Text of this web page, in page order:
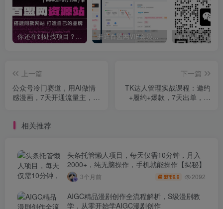
你还在到处找项目？还在当韭菜？我靠卖项目一个月收入5万+，曾经我也是个失败者。 开通百盟网VIP会员，尊享全站资源免费下载，享70%的推广提成！！【限时五折优惠】
上一篇
公众号冷门赛道，用AI做情
感漫画，7天开通流量主，操
下一篇
TK达人管理实战课程：邀约
+履约+爆款，7天出单，月
相关推荐
头条托管懒人项目，每天仅需10分钟，月入
2000+，纯无脑操作，手机就能操作【揭秘】
3个月前 盟币9.9 2092
AIGC精品漫剧创作全流程解析，S级漫剧教
学，从零开始学AIGC漫剧创作